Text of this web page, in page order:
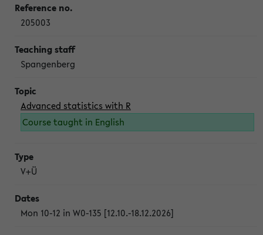
205003
Spangenberg
Advanced statistics with R
Course taught in English
V+Ü
Mon 10-12 in W0-135 [12.10.-18.12.2026]